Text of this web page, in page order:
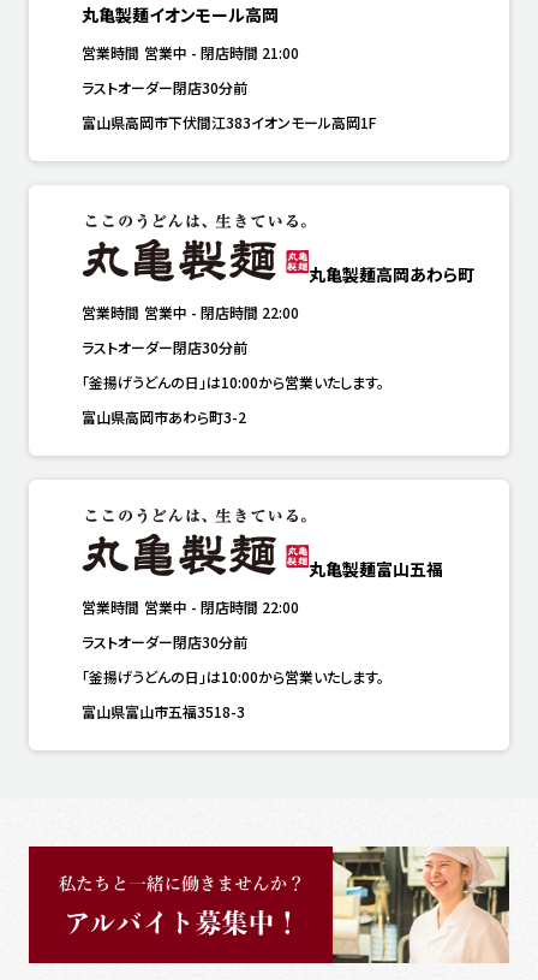
丸亀製麺イオンモール高岡
営業時間 営業中 - 閉店時間 21:00
ラストオーダー閉店30分前
富山県高岡市下伏間江383イオンモール高岡1F
丸亀製麺高岡あわら町
営業時間 営業中 - 閉店時間 22:00
ラストオーダー閉店30分前
「釜揚げうどんの日」は10:00から営業いたします。
富山県高岡市あわら町3-2
丸亀製麺富山五福
営業時間 営業中 - 閉店時間 22:00
ラストオーダー閉店30分前
「釜揚げうどんの日」は10:00から営業いたします。
富山県富山市五福3518-3